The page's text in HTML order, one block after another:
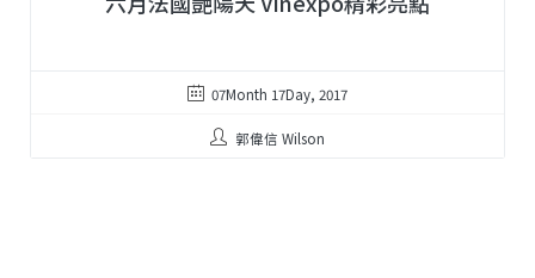
07Month 17Day, 2017
郭偉信 Wilson